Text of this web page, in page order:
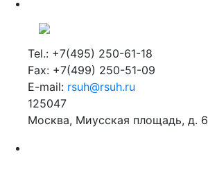
Tel.: +7(495) 250-61-18
Fax: +7(499) 250-51-09
E-mail: rsuh@rsuh.ru
125047
Москва, Миусская площадь, д. 6